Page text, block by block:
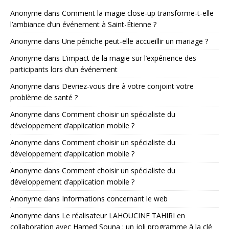
Anonyme dans Comment la magie close-up transforme-t-elle
l’ambiance d’un événement à Saint-Étienne ?
Anonyme dans Une péniche peut-elle accueillir un mariage ?
Anonyme dans L’impact de la magie sur l’expérience des
participants lors d’un événement
Anonyme dans Devriez-vous dire à votre conjoint votre
problème de santé ?
Anonyme dans Comment choisir un spécialiste du
développement d’application mobile ?
Anonyme dans Comment choisir un spécialiste du
développement d’application mobile ?
Anonyme dans Comment choisir un spécialiste du
développement d’application mobile ?
Anonyme dans Informations concernant le web
Anonyme dans Le réalisateur LAHOUCINE TAHIRI en
collaboration avec Hamed Souna : un joli programme à la clé